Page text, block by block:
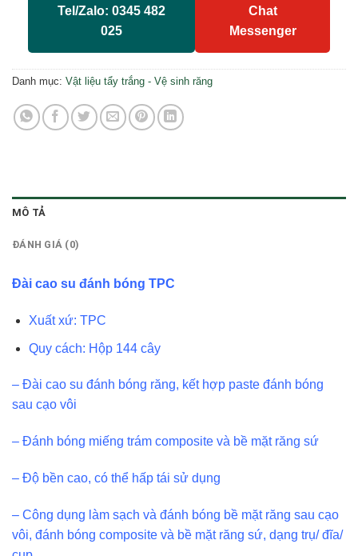
Tel/Zalo: 0345 482
025
Chat
Messenger
Danh mục: Vật liệu tẩy trắng - Vệ sinh răng
MÔ TẢ
ĐÁNH GIÁ (0)
Đài cao su đánh bóng TPC
Xuất xứ: TPC
Quy cách: Hộp 144 cây
– Đài cao su đánh bóng răng, kết hợp paste đánh bóng
sau cạo vôi
– Đánh bóng miếng trám composite và bề mặt răng sứ
– Độ bền cao, có thể hấp tái sử dụng
– Công dụng làm sạch và đánh bóng bề mặt răng sau cạo
vôi, đánh bóng composite và bề mặt răng sứ, dạng trụ/ đĩa/